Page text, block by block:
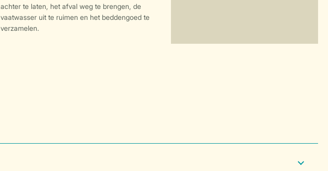
achter te laten, het afval weg te brengen, de
vaatwasser uit te ruimen en het beddengoed te
verzamelen.